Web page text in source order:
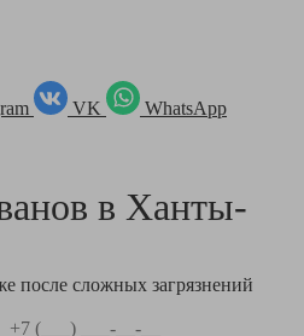
VK
WhatsApp
в Ханты-
после сложных загрязнений